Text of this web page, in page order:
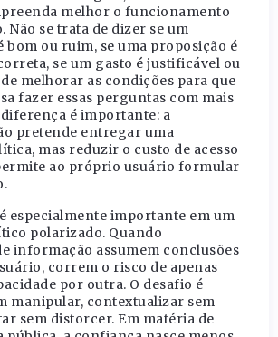
melhor o funcionamento
Não se trata de dizer se um
bom ou ruim, se uma proposição é
se um gasto é justificável ou
melhorar as condições para que
fazer essas perguntas com mais
é importante: a
pretende entregar uma
mas reduzir o custo de acesso
ao próprio usuário formular
especialmente importante em um
polarizado. Quando
informação assumem conclusões
correm o risco de apenas
por outra. O desafio é
manipular, contextualizar sem
sem distorcer. Em matéria de